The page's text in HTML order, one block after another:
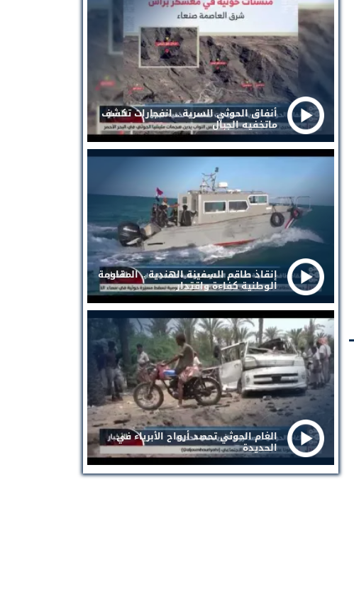
أنفاق الحوثي السرية .. انفجارات تكشف
ماتخفيه الجبال
إنقاذ طاقم السفينة الهندية .. المقاومة
الوطنية كفاءة واقتدار
الغام الحوثي تحصد أرواح الأبرياء في
الحديدة